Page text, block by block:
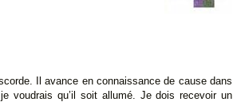
Il avance en connaissance de cause dans
voudrais qu’il soit allumé. Je dois recevoir un